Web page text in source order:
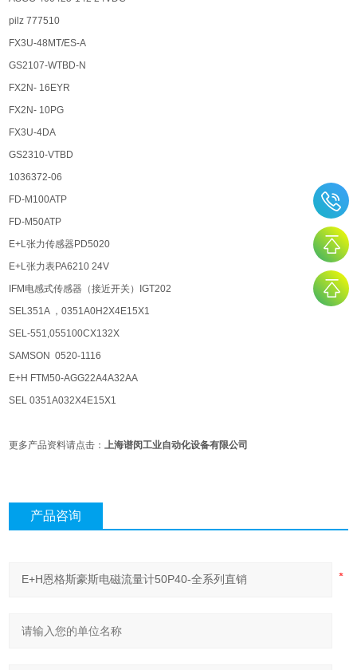
pilz 777510
FX3U-48MT/ES-A
GS2107-WTBD-N
FX2N- 16EYR
FX2N- 10PG
FX3U-4DA
GS2310-VTBD
1036372-06
FD-M100ATP
FD-M50ATP
E+L张力传感器PD5020
E+L张力表PA6210 24V
IFM电感式传感器（接近开关）IGT202
SEL351A ，0351A0H2X4E15X1
SEL-551,055100CX132X
SAMSON 0520-1116
E+H FTM50-AGG22A4A32AA
SEL 0351A032X4E15X1
更多产品资料请点击：上海谱闵工业自动化设备有限公司
产品咨询